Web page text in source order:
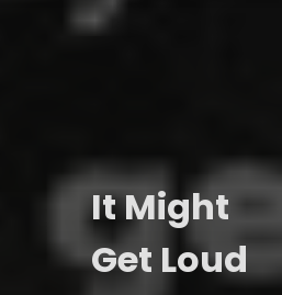
It Might
Get Loud